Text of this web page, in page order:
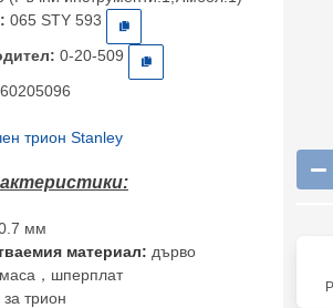
065 STY 593
0-20-509
трион Stanley
мм
материал: дърво
，шперплат
за трион